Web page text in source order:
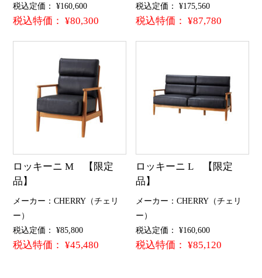
税込定価： ¥160,600
税込特価： ¥80,300
税込定価： ¥175,560
税込特価： ¥87,780
ロッキーニ M 【限定
品】
メーカー：CHERRY（チェリ
ー）
税込定価： ¥85,800
税込特価： ¥45,480
ロッキーニ L 【限定
品】
メーカー：CHERRY（チェリ
ー）
税込定価： ¥160,600
税込特価： ¥85,120